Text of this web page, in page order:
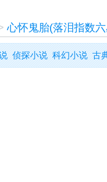
心怀鬼胎(落泪指数
侦探小说 科幻小说 古